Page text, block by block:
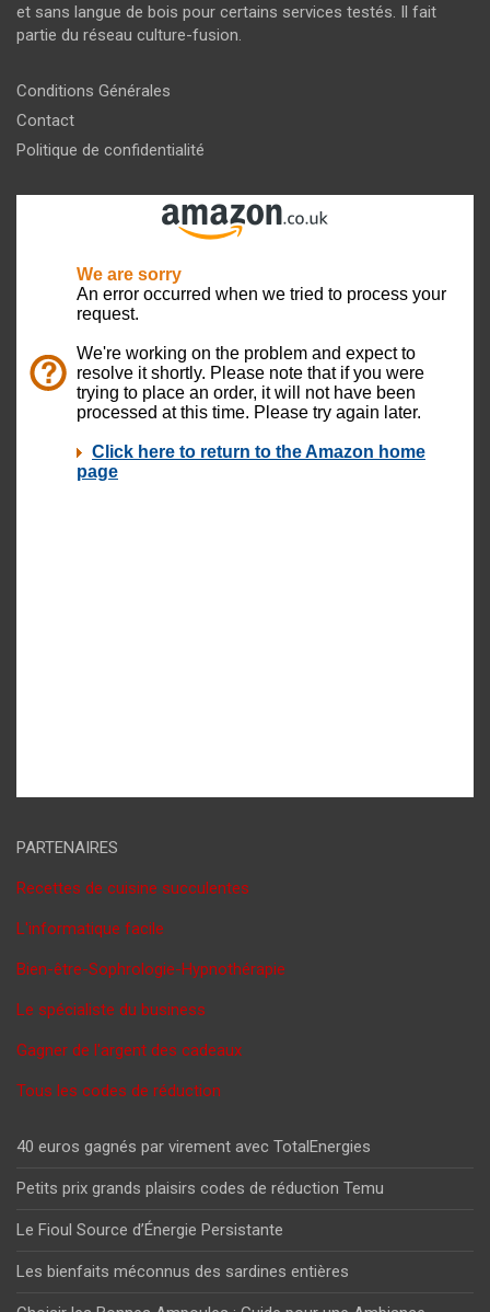
et sans langue de bois pour certains services testés. Il fait
partie du réseau culture-fusion.
Conditions Générales
Contact
Politique de confidentialité
PARTENAIRES
Recettes de cuisine succulentes
L'informatique facile
Bien-être-Sophrologie-Hypnothérapie
Le spécialiste du business
Gagner de l'argent des cadeaux
Tous les codes de réduction
40 euros gagnés par virement avec TotalEnergies
Petits prix grands plaisirs codes de réduction Temu
Le Fioul Source d’Énergie Persistante
Les bienfaits méconnus des sardines entières